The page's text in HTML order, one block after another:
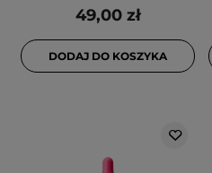
49,00 zł
DODAJ DO KOSZYKA